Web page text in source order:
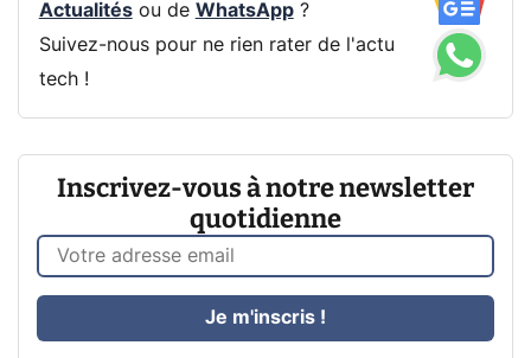
Actualitésou de WhatsApp?
Suivez-nous pour ne rien rater de l'actu
tech !
Inscrivez-vous à notre newsletter
quotidienne
Je m'inscris !